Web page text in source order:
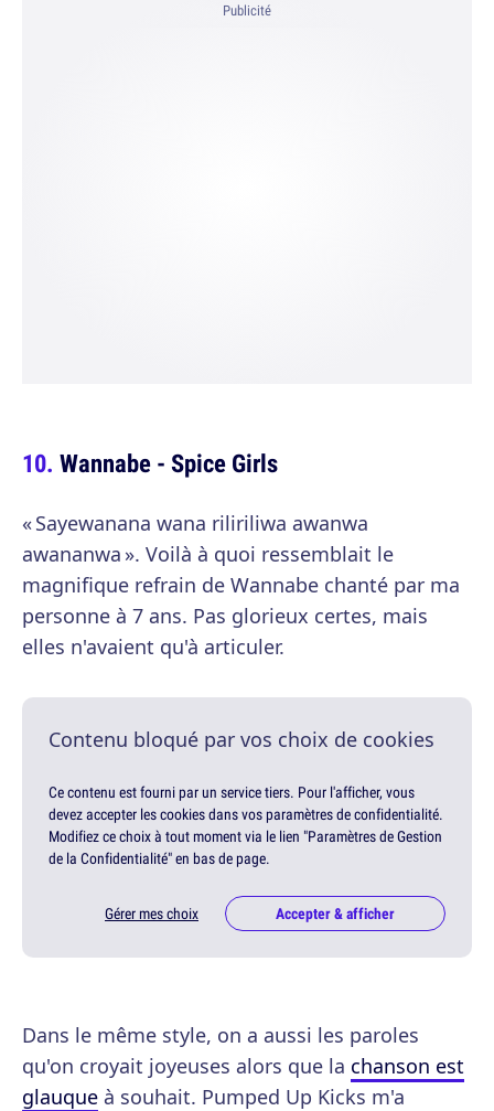
Publicité
Wannabe - Spice Girls
« Sayewanana wana riliriliwa awanwa
awananwa ». Voilà à quoi ressemblait le
magnifique refrain de Wannabe chanté par ma
personne à 7 ans. Pas glorieux certes, mais
elles n'avaient qu'à articuler.
Contenu bloqué par vos choix de cookies
Ce contenu est fourni par un service tiers. Pour l'afficher, vous
devez accepter les cookies dans vos paramètres de confidentialité.
Modifiez ce choix à tout moment via le lien "Paramètres de Gestion
de la Confidentialité" en bas de page.
Gérer mes choix Accepter & afficher
Dans le même style, on a aussi les paroles
qu'on croyait joyeuses alors que la chanson est
glauque à souhait. Pumped Up Kicks m'a